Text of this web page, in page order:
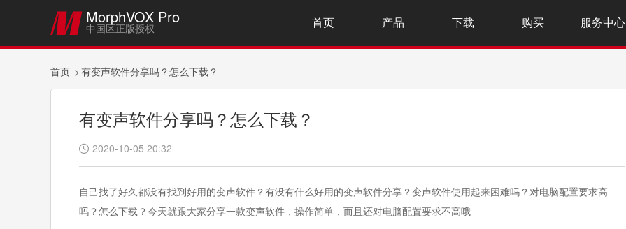
 MorphVOX Pro
中国区正版授权
首页 产品 下载 购买 服务中心
首页 有变声软件分享吗？怎么下载？
有变声软件分享吗？怎么下载？
 2020-10-05 20:32
自己找了好久都没有找到好用的变声软件？有没有什么好用的变声软件分享？变声软件使用起来困难吗？对电脑配置要求高
吗？怎么下载？今天就跟大家分享一款变声软件，操作简单，而且还对电脑配置要求不高哦